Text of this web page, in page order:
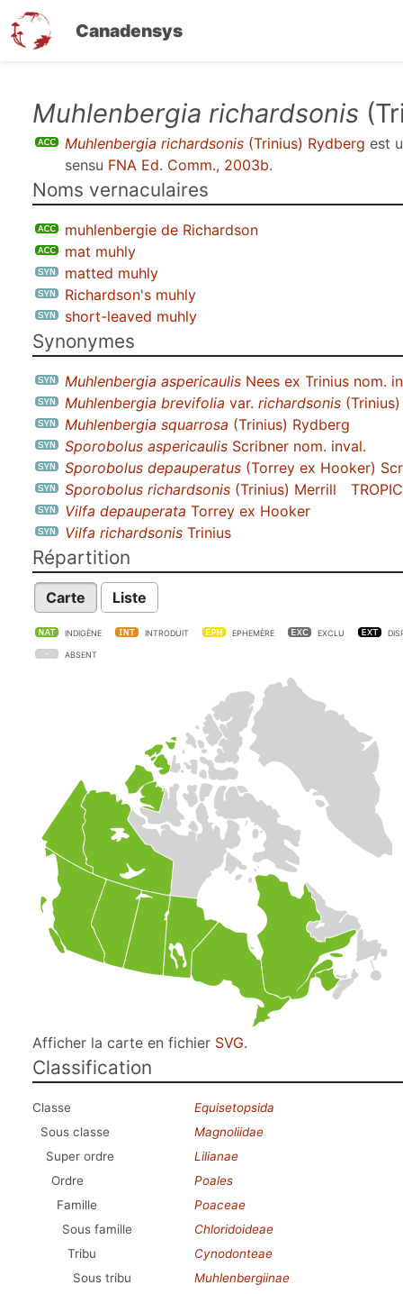
Canadensys
contenu
Muhlenbergia richardsonis
Muhlenbergia richardsonis (Trinius) Rydberg est
sensu FNA Ed. Comm., 2003b.
Noms vernaculaires
muhlenbergie de Richardson
mat muhly
matted muhly
Richardson's muhly
short-leaved muhly
Synonymes
Muhlenbergia aspericaulis Nees ex Trinius nom.
Muhlenbergia brevifolia var. richardsonis
Muhlenbergia squarrosa (Trinius) Rydberg
Sporobolus aspericaulis Scribner nom. inval.
Sporobolus depauperatus (Torrey ex Hooker)
Sporobolus richardsonis (Trinius) Merrill
Vilfa depauperata Torrey ex Hooker
Vilfa richardsonis Trinius
Répartition
Carte Liste
INDIGÈNE INTRODUIT EPHEMÈRE EXCLU
ABSENT
Afficher la carte en fichier SVG.
Classification
Classe
Equisetopsida
Sous classe
Magnoliidae
Super ordre
Lilianae
Ordre
Poales
Famille
Poaceae
Sous famille
Chloridoideae
Tribu
Cynodonteae
Sous tribu
Muhlenbergiinae